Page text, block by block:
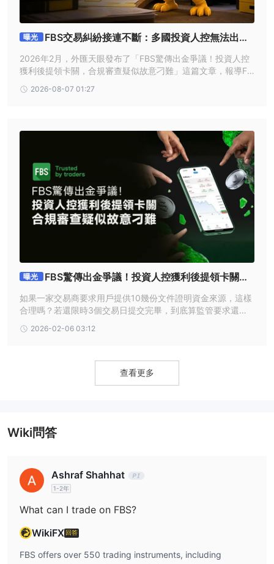
曝光
FBS交易糾紛接連不斷：多國投資人控無法出
金，平台評價迅速惡化，詐騙疑慮與日俱增
2026年2月，外匯天眼發布了「FBS驚傳出金爭議！投資人控
獲利後提領卡關，合規審查疑似故意刁難」這篇文章，報導FB
S與多位投資人的交易糾紛，提醒用戶留意這家交易商的黑平
台風險與詐騙疑慮。後續幾個月，我們仍收到一些針對該平台
2026-08-07 01:27
曝光
FBS驚傳出金爭議！投資人控獲利後提領卡關，
合規審查疑似故意刁難
如果一家交易商要求用戶提供10幾份文件證明資金來源，這樣
合理嗎？若還限時3個交易日提交完畢，到底算監管要求還是
威脅？最近外匯天眼就收到許多用戶投訴FBS，質疑該平台刻
意卡用戶出金。
2026-02-06 03:12
查看更多
Wiki問答
Ashraf Shahhat
1-2年
What can I trade on FBS?
WikiFX 回答
FBS offers over 550 trading instruments, including